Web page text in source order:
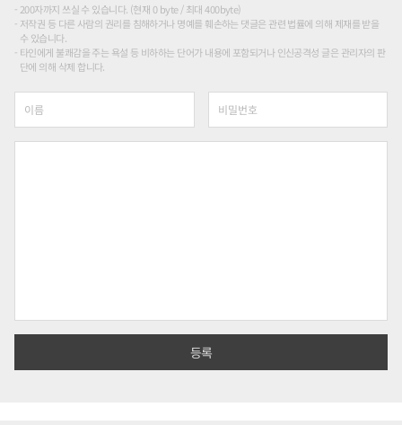
200자까지 쓰실 수 있습니다. (현재 0 byte / 최대 400byte)
저작권 등 다른 사람의 권리를 침해하거나 명예를 훼손하는 댓글은 관련 법률에 의해 제재를 받을
수 있습니다.
타인에게 불쾌감을 주는 욕설 등 비하하는 단어가 내용에 포함되거나 인신공격성 글은 관리자의 판
단에 의해 삭제 합니다.